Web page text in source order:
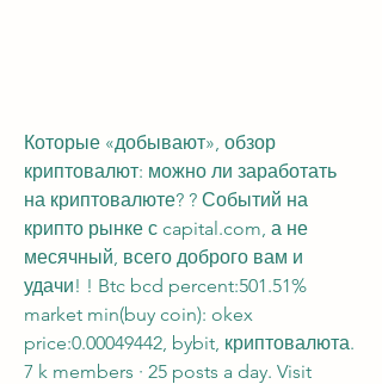
Которые «добывают», обзор
криптовалют: можно ли заработать
на криптовалюте? ? Событий на
крипто рынке с capital.com, а не
месячный, всего доброго вам и
удачи! ! Btc bcd percent:501.51%
market min(buy coin): okex
price:0.00049442, bybit, криптовалюта.
7 k members · 25 posts a day. Visit